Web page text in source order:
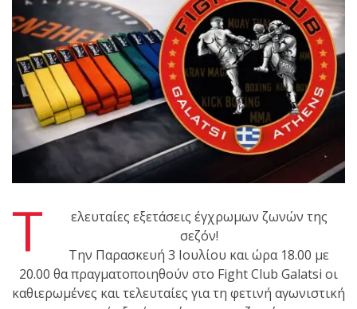
Ιωάννη
Θεοφάνους
με την υποστήριξη της
Sejoy Hellas.
Οι αθλητές
του Fight
Club Galatsi
τις καλοκαιρινές
ζωνών!
Τ
ελευταίες εξετάσεις έγχρωμων ζωνών της
σεζόν!
Την Παρασκευή 3 Ιουλίου και ώρα 18.00 με
20.00 θα πραγματοποιηθούν στο Fight Club Galatsi οι
καθιερωμένες και τελευταίες για τη φετινή αγωνιστική